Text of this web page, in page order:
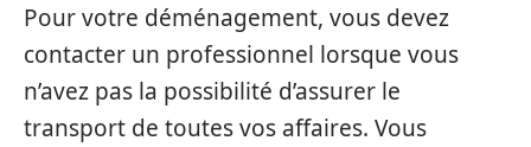
Pour votre déménagement, vous devez
contacter un professionnel lorsque vous
n’avez pas la possibilité d’assurer le
transport de toutes vos affaires. Vous